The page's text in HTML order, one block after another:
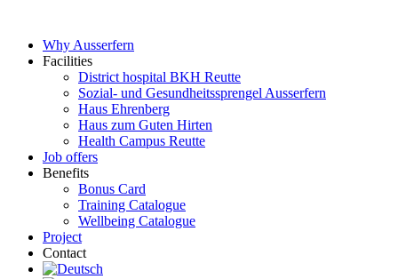
contentWhy Ausserfern
Facilities
District hospital BKH Reutte
Sozial- und Gesundheitssprengel Ausserfern
Haus Ehrenberg
Haus zum Guten Hirten
Health Campus Reutte
Job offers
Benefits
Bonus Card
Training Catalogue
Wellbeing Catalogue
Project
Contact